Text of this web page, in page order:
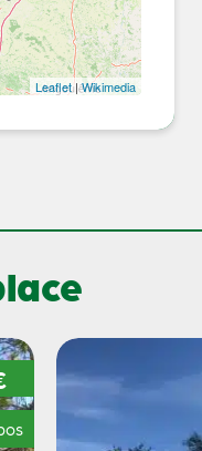
Leaflet|Wikimedia